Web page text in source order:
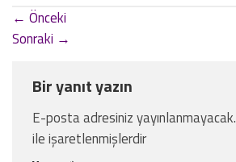
← Önceki
Sonraki →
Bir yanıt yazın
E-posta adresiniz yayınlanmayacak.
ile işaretlenmişlerdir